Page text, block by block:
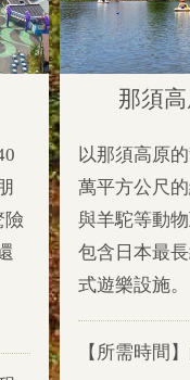
險
那須
以那須高原
萬平方公尺
與羊駝等動
包含日本最
式遊樂設施。
【所需時間